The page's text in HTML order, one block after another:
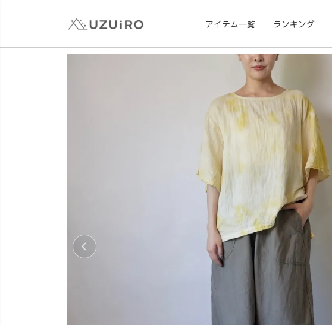
アイテム一覧 ランキング